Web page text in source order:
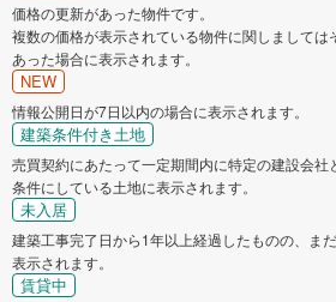
価格の更新があった物件です。
複数の価格が表示されている物件に関しまして
あった場合に表示されます。
NEW
情報公開日が7日以内の場合に表示されます。
建築条件付き土地
売買契約にあたって一定期間内に特定の建設会社
条件にしている土地に表示されます。
未入居
建築工事完了日から1年以上経過したものの、ま
表示されます。
賃貸中